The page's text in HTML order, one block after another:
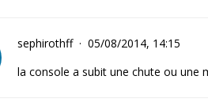
sephirothff
05/08/2014, 14:15
la console a subit une chute ou une